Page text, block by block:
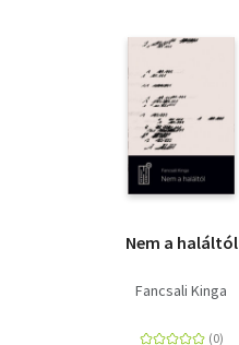
Nem a haláltól
Fancsali Kinga